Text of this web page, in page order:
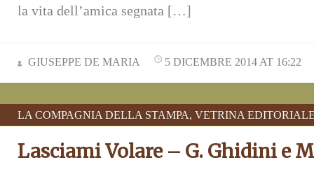
la vita dell’amica segnata […]
GIUSEPPE DE MARIA 5 DICEMBRE 2014 AT 16:22
LA COMPAGNIA DELLA STAMPA, VETRINA
Lasciami Volare – G. Ghidini e